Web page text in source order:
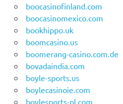
boocasinofinland.com
boocasinomexico.com
bookhippo.uk
boomcasino.us
boomerang-casino.com.de
bovadaindia.com
boyle-sports.us
boylecasinoie.com
boylesports-pl.com